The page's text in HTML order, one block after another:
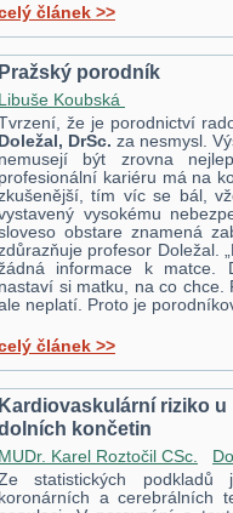
článek >>
Pražský porodník
Libuše Koubská
že je porodnictví
Doležal, DrSc. za nesmysl.
nemusejí být zrovna
profesionální kariéru má na
tím víc se bál,
vysokému
obstare znamená
profesor Doležal.
informace k matce.
nastaví si matku, na co chce.
neplatí. Proto je
článek >>
Kardiovaskulární riziko
končetin
MUDr. Karel Roztočil CSc.
statistických
koronárních a cerebrálních